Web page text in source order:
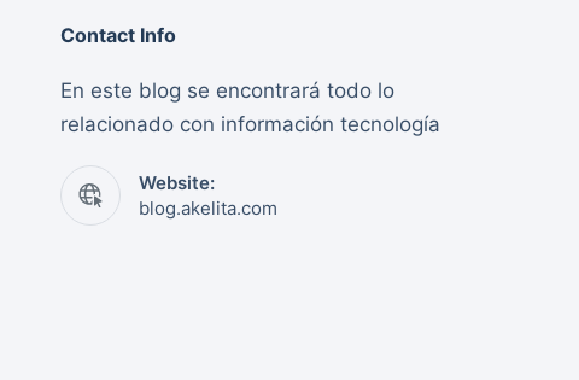
Contact Info
En este blog se encontrará todo lo
relacionado con información tecnología
Website:
blog.akelita.com